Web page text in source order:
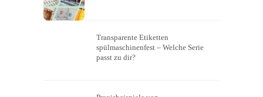
Transparente Etiketten
spülmaschinenfest – Welche Serie
passt zu dir?